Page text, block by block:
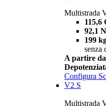
Multistrada
115,6
92,1
199
senza
A partire
Configura
V2 S
Multistrada